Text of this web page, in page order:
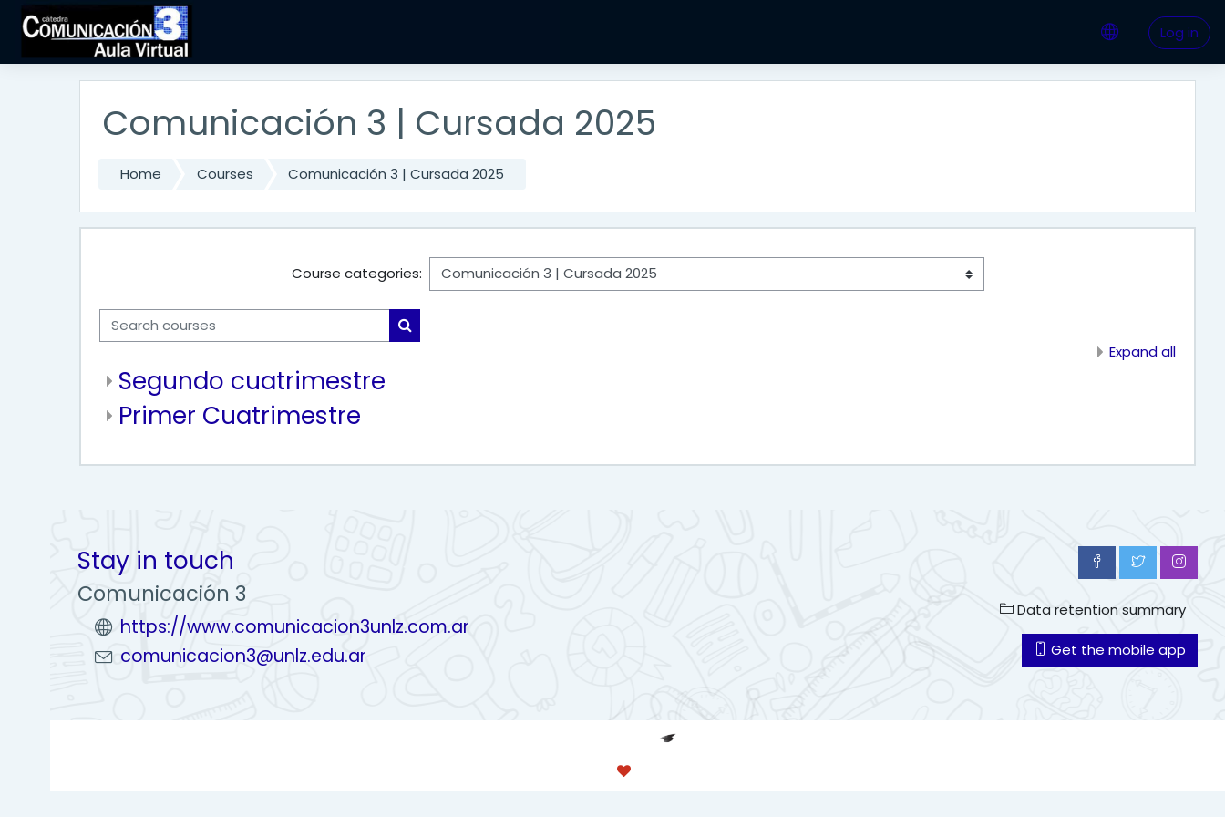
Log in
Skip to main content
Comunicación 3 | Cursada 2025
Home Courses Comunicación 3 | Cursada 2025
Course categories:
Search courses
Search courses Expand all
Segundo cuatrimestre
Primer Cuatrimestre
Stay in touch
Comunicación 3
https://www.comunicacion3unlz.com.ar
comunicacion3@unlz.edu.ar
Data retention summary
Get the mobile app